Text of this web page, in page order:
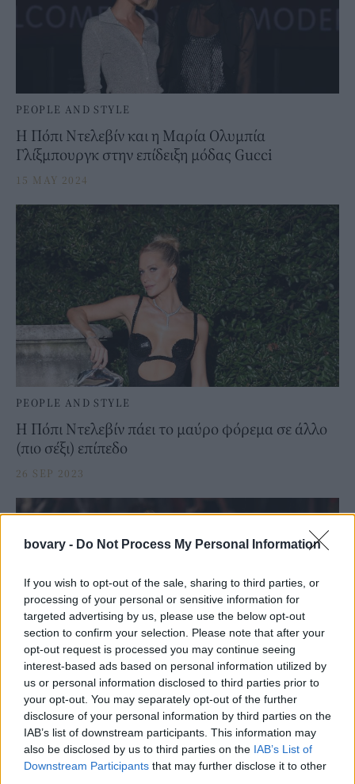
bovary - Do Not Process My Personal Information
If you wish to opt-out of the sale, sharing to third parties, or
processing of your personal or sensitive information for
targeted advertising by us, please use the below opt-out
section to confirm your selection. Please note that after your
opt-out request is processed you may continue seeing
interest-based ads based on personal information utilized by
us or personal information disclosed to third parties prior to
your opt-out. You may separately opt-out of the further
disclosure of your personal information by third parties on the
IAB’s list of downstream participants. This information may
also be disclosed by us to third parties on the IAB’s List of
Downstream Participants that may further disclose it to other
PEOPLE AND STYLE
Η Πόπι Ντελεβίν και η Μαρία Ολυμπία
Γλίξμπουργκ στην επίδειξη μόδας Gucci
15 MAY 2024
PEOPLE AND STYLE
H Πόπι Ντελεβίν πάει το μαύρο φόρεμα σε άλλο
(πιο σέξι) επίπεδο
26 SEP 2023
PEOPLE AND STYLE
Η Πόπι Ντελεβίν με αποκαλυπτικό φόρεμα Stella
McCartney -H εμφάνιση μαζί με την σχεδιάστρια
μόδας